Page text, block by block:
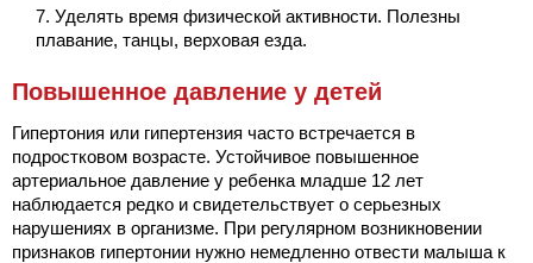
Уделять время физической активности. Полезны
плавание, танцы, верховая езда.
Повышенное давление у детей
Гипертония или гипертензия часто встречается в
подростковом возрасте. Устойчивое повышенное
артериальное давление у ребенка младше 12 лет
наблюдается редко и свидетельствует о серьезных
нарушениях в организме. При регулярном возникновении
признаков гипертонии нужно немедленно отвести малыша к